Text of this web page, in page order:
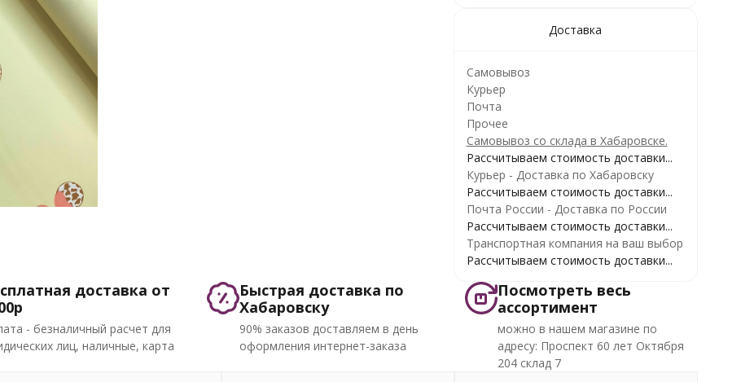
Доставка
Самовывоз
Курьер
Почта
Прочее
Самовывоз со склада в Хабаровске.
Рассчитываем стоимость доставки...
Курьер - Доставка по Хабаровску
Рассчитываем стоимость доставки...
Почта России - Доставка по России
Рассчитываем стоимость доставки...
Транспортная компания на ваш выбор
Рассчитываем стоимость доставки...
доставка от
- безналичный расчет для
лиц, наличные, карта
Быстрая доставка по
Хабаровску
90% заказов доставляем в день
оформления интернет-заказа
Посмотреть весь
ассортимент
можно в нашем магазине по
адресу: Проспект 60 лет Октября
204 склад 7